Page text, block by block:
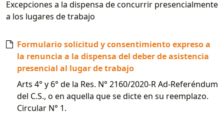
Excepciones a la dispensa de concurrir presencialmente
a los lugares de trabajo
Formulario solicitud y consentimiento expreso a
la renuncia a la dispensa del deber de asistencia
presencial al lugar de trabajo
Arts 4° y 6° de la Res. N° 2160/2020-R Ad-Referéndum
del C.S., o en aquella que se dicte en su reemplazo.
Circular N° 1.